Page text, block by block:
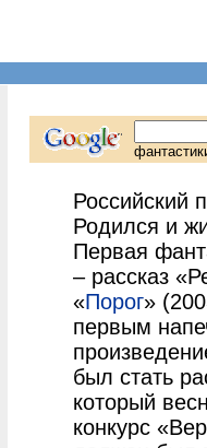
Российский
Родился и
Первая
– рассказ
«Порог»
первым
был стать
который
конкурс